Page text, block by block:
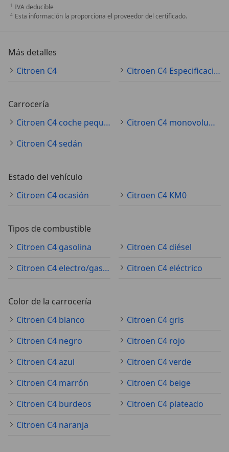
IVA deducible
Esta información la proporciona el proveedor del certificado.
Más detalles
Citroen C4
Citroen C4 Especificaciones técnicas
Carrocería
Citroen C4 coche pequeño
Citroen C4 monovolumen
Citroen C4 sedán
Estado del vehículo
Citroen C4 ocasión
Citroen C4 KM0
Tipos de combustible
Citroen C4 gasolina
Citroen C4 diésel
Citroen C4 electro/gasolina
Citroen C4 eléctrico
Color de la carrocería
Citroen C4 blanco
Citroen C4 gris
Citroen C4 negro
Citroen C4 rojo
Citroen C4 azul
Citroen C4 verde
Citroen C4 marrón
Citroen C4 beige
Citroen C4 burdeos
Citroen C4 plateado
Citroen C4 naranja